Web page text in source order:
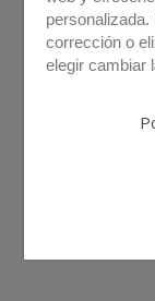
corrección o
elegir cambiar